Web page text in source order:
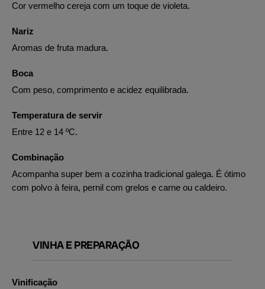
Cor vermelho cereja com um toque de violeta.
Nariz
Aromas de fruta madura.
Boca
Com peso, comprimento e acidez equilibrada.
Temperatura de servir
Entre 12 e 14 ºC.
Combinação
Acompanha super bem a cozinha tradicional galega. É ótimo
com polvo à feira, pernil com grelos e carne ou caldeiro.
VINHA E PREPARAÇÃO
Vinificação